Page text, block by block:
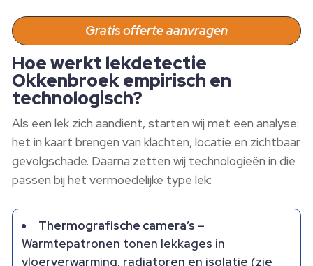
Gratis offerte aanvragen
Hoe werkt lekdetectie
Okkenbroek empirisch en
technologisch?
Als een lek zich aandient, starten wij met een analyse:
het in kaart brengen van klachten, locatie en zichtbaar
gevolgschade.​ Daarna zetten wij technologieën in die
passen bij het vermoedelijke type lek:
Thermografische camera’s –
Warmtepatronen tonen lekkages in
vloerverwarming, radiatoren en isolatie (zie